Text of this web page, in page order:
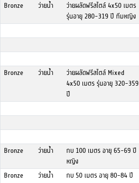
Bronze
ว่ายน้ำ
ว่ายผลัดฟรีสไตล์ 4x50 เมตร
รุ่นอายุ 280-319 ปี ทีมหญิง
Bronze
ว่ายน้ำ
ว่ายผลัดฟรีสไตล์ Mixed
4x50 เมตร รุ่นอายุ 320-359
ปี
Bronze
ว่ายน้ำ
กบ 100 เมตร อายุ 65-69 ปี
หญิง
Bronze ว่ายน้ำ
กบ 50 เมตร อายุ 80-84 ปี